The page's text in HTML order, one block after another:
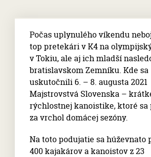
Počas uplynulého víkendu
top pretekári v K4 na
v Tokiu, ale aj ich mladší
bratislavskom Zemníku. Kde sa
uskutočnili 6. – 8. augusta 2021
Majstrovstvá Slovenska –
rýchlostnej kanoistike, ktoré sa
za vrchol domácej sezóny.
Na toto podujatie sa húževnato
400 kajakárov a kanoistov z 23